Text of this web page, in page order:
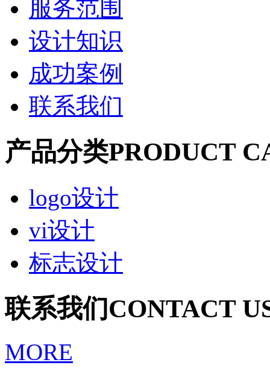
服务范围
设计知识
成功案例
联系我们
产品分类PRODUCT
logo设计
vi设计
标志设计
联系我们CONTACT
MORE